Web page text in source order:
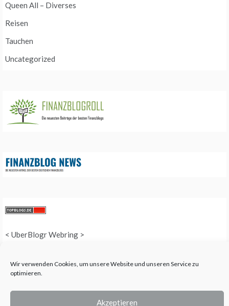
Wir verwenden Cookies, um unsere Website und unseren Service zu
optimieren.
Akzeptieren
Queen All – Diverses
Reisen
Tauchen
Uncategorized
< UberBlogr Webring >
COPYRIGHT © 2025 QUEEN-ALL - ALL RIGHTS RESERVED. THEME: PROMOS